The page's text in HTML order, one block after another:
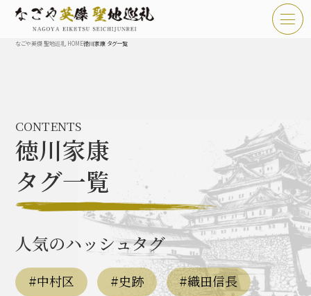
なごや英傑 聖地巡礼とは
なごや英傑 史跡 一覧
なごや英傑 グルメ・土産 一覧
なごや英傑 体験・イベント
なごや英傑 聖地巡礼 HOME徳川家康 タグ一覧
CONTENTS
徳川家康
タグ一覧
人気のハッシュタグ
#中村区 #史跡 #織田信長